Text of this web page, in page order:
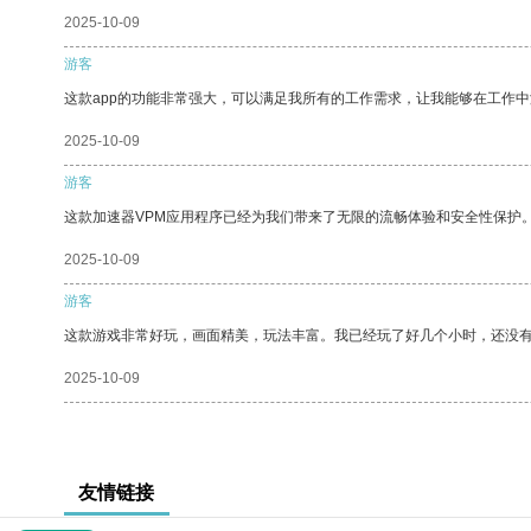
2025-10-09
游客
这款app的功能非常强大，可以满足我所有的工作需求，让我能够在工作中
2025-10-09
游客
这款加速器VPM应用程序已经为我们带来了无限的流畅体验和安全性保护。
2025-10-09
游客
这款游戏非常好玩，画面精美，玩法丰富。我已经玩了好几个小时，还没有
2025-10-09
友情链接